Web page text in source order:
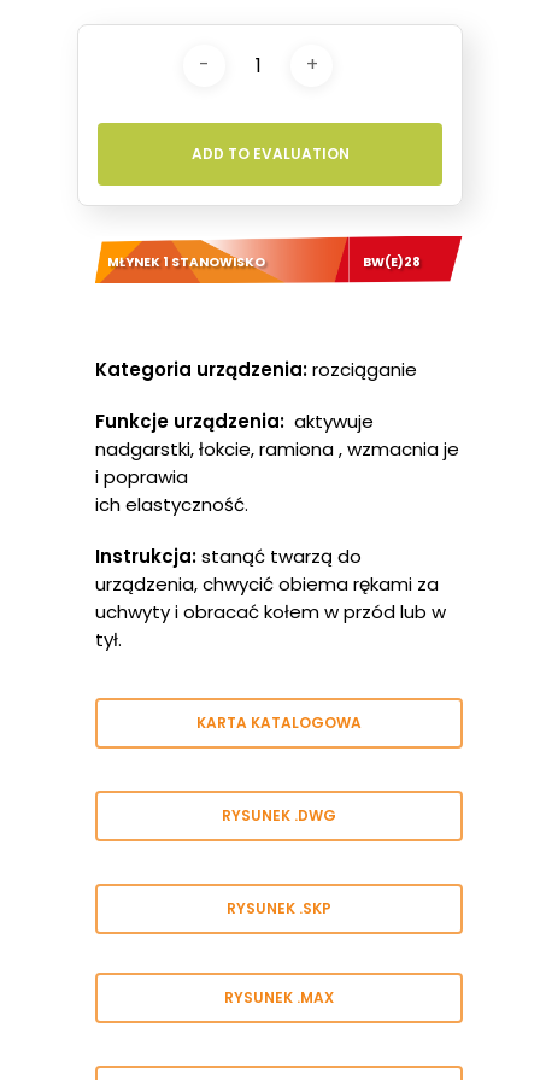
ADD TO EVALUATION
MŁYNEK 1 STANOWISKO BW(E)28
Kategoria urządzenia:rozciąganie
Funkcje urządzenia: aktywuje
nadgarstki, łokcie, ramiona , wzmacnia je
i poprawia
ich elastyczność.
Instrukcja:stanąć twarzą do
urządzenia, chwycić obiema rękami za
uchwyty i obracać kołem w przód lub w
tył.
KARTA KATALOGOWA
RYSUNEK .DWG
RYSUNEK .SKP
RYSUNEK .MAX
Strona